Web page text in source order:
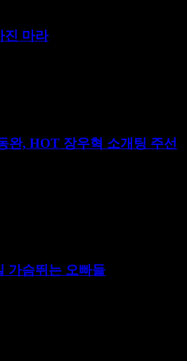
진 마라
완, HOT 장우혁 소개팅 주선
가슴뛰는 오빠들